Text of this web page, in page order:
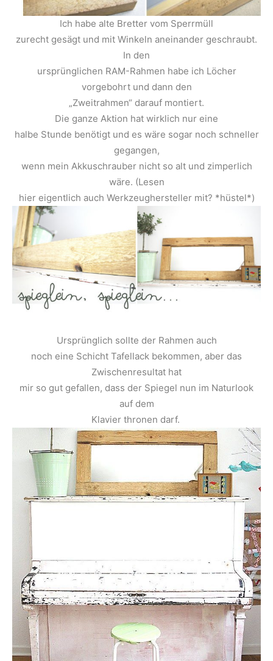
Ich habe alte Bretter vom Sperrmüll
zurecht gesägt und mit Winkeln aneinander geschraubt.
In den
ursprünglichen RAM-Rahmen habe ich Löcher
vorgebohrt und dann den
„Zweitrahmen“ darauf montiert.
Die ganze Aktion hat wirklich nur eine
halbe Stunde benötigt und es wäre sogar noch schneller
gegangen,
wenn mein Akkuschrauber nicht so alt und zimperlich
wäre. (Lesen
hier eigentlich auch Werkzeughersteller mit? *hüstel*)
Ursprünglich sollte der Rahmen auch
noch eine Schicht Tafellack bekommen, aber das
Zwischenresultat hat
mir so gut gefallen, dass der Spiegel nun im Naturlook
auf dem
Klavier thronen darf.